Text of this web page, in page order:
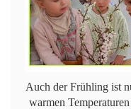
Auch der Frühling ist
warmen